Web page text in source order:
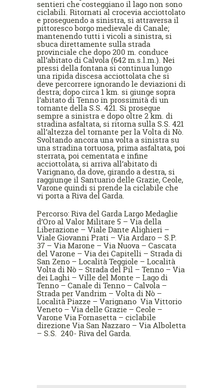
sentieri che costeggiano il lago non sono
ciclabili. Ritornati al crocevia acciottolato
e proseguendo a sinistra, si attraversa il
pittoresco borgo medievale di Canale;
mantenendo tutti i vicoli a sinistra, si
sbuca direttamente sulla strada
provinciale che dopo 200 m. conduce
all’abitato di Calvola (642 m.s.l.m.). Nei
pressi della fontana si continua lungo
una ripida discesa acciottolata che si
deve percorrere ignorando le deviazioni di
destra; dopo circa 1 km. si giunge sopra
l’abitato di Tenno in prossimità di un
tornante della S.S. 421. Si prosegue
sempre a sinistra e dopo oltre 2 km. di
stradina asfaltata, si ritorna sulla S.S. 421
all’altezza del tornante per la Volta di Nò.
Svoltando ancora una volta a sinistra su
una stradina tortuosa, prima asfaltata, poi
sterrata, poi cementata e infine
acciottolata, si arriva all’abitato di
Varignano, da dove, girando a destra, si
raggiunge il Santuario delle Grazie, Ceole,
Varone quindi si prende la ciclabile che
vi porta a Riva del Garda.
Percorso: Riva del Garda Largo Medaglie
d’Oro al Valor Militare 5 – Via della
Liberazione – Viale Dante Alighieri –
Viale Giovanni Prati – Via Ardaro – S.P.
37 – Via Marone – Via Nuova – Cascata
del Varone – Via dei Capitelli – Strada di
San Zeno – Località Teggiole – Località
Volta di Nò – Strada del Pil – Tenno – Via
dei Laghi – Ville del Monte – Lago di
Tenno – Canale di Tenno – Calvola –
Strada per Vandrim – Volta di Nò –
Località Piazze – Varignano Via Vittorio
Veneto – Via delle Grazie – Ceole –
Varone Via Fornasetta – ciclabile
direzione Via San Nazzaro – Via Alboletta
– S.S. 240- Riva del Garda.